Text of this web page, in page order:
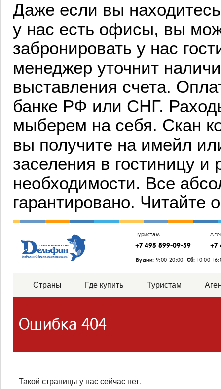
Даже если вы находитесь
у нас есть офисы, вы
забронировать у нас
менеджер уточнит
выставления счета.
банке РФ или СНГ.
мыберем на себя. Скан
вы получите на имейл
заселения в гостиницу
необходимости. Все
гарантировано. Читайте